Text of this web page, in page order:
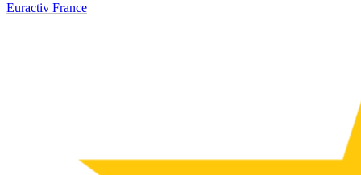
Euractiv France